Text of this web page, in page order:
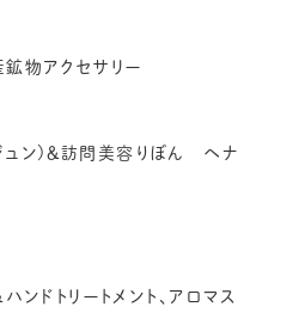
物アクセサリー
ン)＆訪問美容りぼん ヘナ
ドトリートメント、アロマス